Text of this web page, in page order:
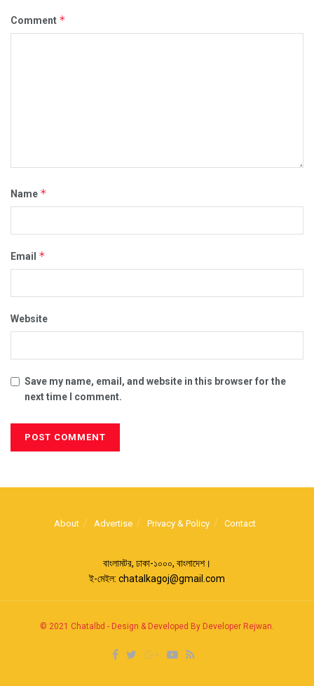
Comment *
Name *
Email *
Website
Save my name, email, and website in this browser for the
next time I comment.
About Advertise Privacy & Policy Contact
বাংলামটর, ঢাকা-১০০০, বাংলাদেশ।
ই-মেইল: chatalkagoj@gmail.com
© 2021 Chatalbd - Design & Developed By Developer Rejwan